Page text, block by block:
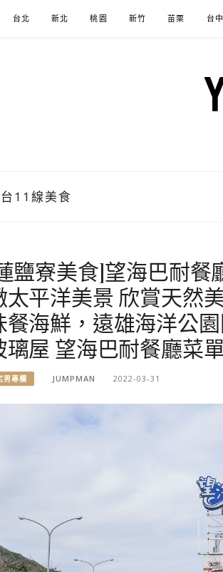
台北 新北 桃園 新竹 苗栗 台中
台11線美食
鹽寮美食]望海巴耐
太平洋美景 欣賞天然
餐海鮮，遠雄海洋公
璃屋 望海巴耐餐廳菜
男專欄 JUMPMAN 2022-03-31